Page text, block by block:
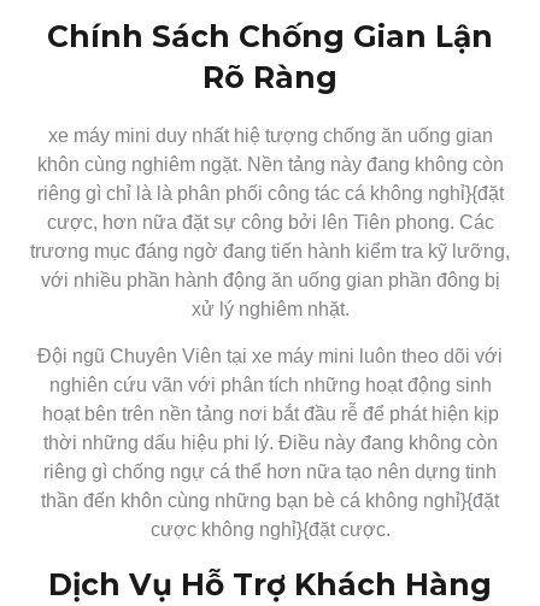
Chính Sách Chống Gian Lận
Rõ Ràng
xe máy mini duy nhất hiệ tượng chống ăn uống gian
khôn cùng nghiêm ngặt. Nền tảng này đang không còn
riêng gì chỉ là là phân phối công tác cá không nghỉ}{đặt
cược, hơn nữa đặt sự công bởi lên Tiên phong. Các
trương mục đáng ngờ đang tiến hành kiểm tra kỹ lưỡng,
với nhiều phần hành động ăn uống gian phần đông bị
xử lý nghiêm nhặt.
Đội ngũ Chuyên Viên tại xe máy mini luôn theo dõi với
nghiên cứu vãn với phân tích những hoạt động sinh
hoạt bên trên nền tảng nơi bắt đầu rễ để phát hiện kịp
thời những dấu hiệu phi lý. Điều này đang không còn
riêng gì chống ngự cá thể hơn nữa tạo nên dựng tinh
thần đến khôn cùng những bạn bè cá không nghỉ}{đặt
cược không nghỉ}{đặt cược.
Dịch Vụ Hỗ Trợ Khách Hàng